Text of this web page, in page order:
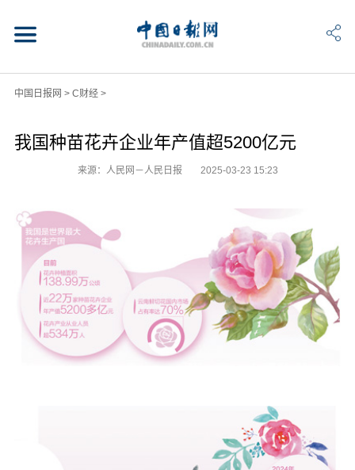
中国日报网 > C财经>
我国种苗花卉企业年产值超5200亿元
来源：人民网－人民日报 2025-03-23 15:23